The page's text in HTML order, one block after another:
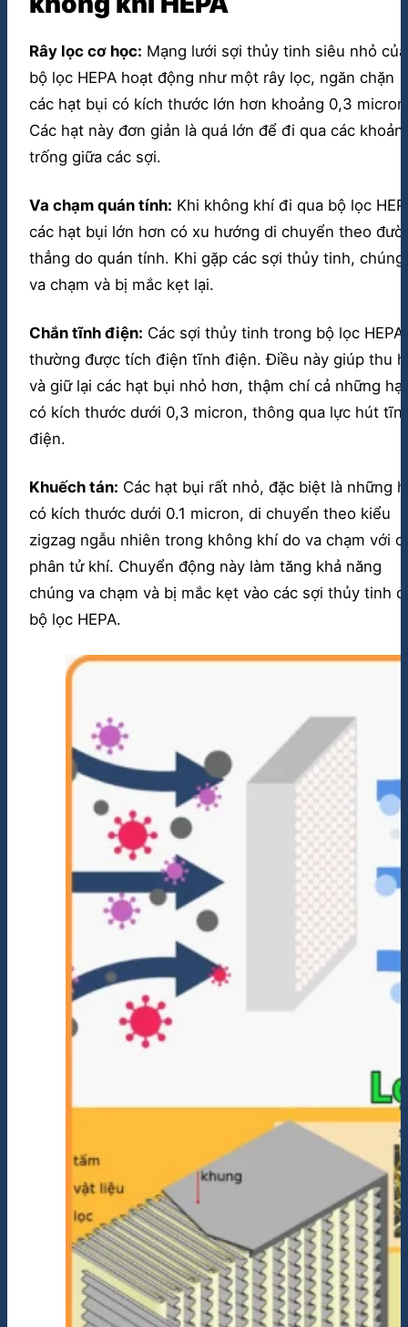
Rây lọc cơ học: Mạng lưới sợi thủy tinh siêu nhỏ của
bộ lọc HEPA hoạt động như một rây lọc, ngăn chặn
các hạt bụi có kích thước lớn hơn khoảng 0,3
Các hạt này đơn giản là quá lớn để đi qua các
trống giữa các sợi.
Va chạm quán tính: Khi không khí đi qua bộ lọc
các hạt bụi lớn hơn có xu hướng di chuyển theo
thẳng do quán tính. Khi gặp các sợi thủy tinh, chúng
va chạm và bị mắc kẹt lại.
Chắn tĩnh điện: Các sợi thủy tinh trong bộ lọc HEPA
thường được tích điện tĩnh điện. Điều này giúp thu
và giữ lại các hạt bụi nhỏ hơn, thậm chí cả những hạt
có kích thước dưới 0,3 micron, thông qua lực hút
điện.
Khuếch tán: Các hạt bụi rất nhỏ, đặc biệt là những
có kích thước dưới 0.1 micron, di chuyển theo kiểu
zigzag ngẫu nhiên trong không khí do va chạm với
phân tử khí. Chuyển động này làm tăng khả năng
chúng va chạm và bị mắc kẹt vào các sợi thủy tinh
bộ lọc HEPA.